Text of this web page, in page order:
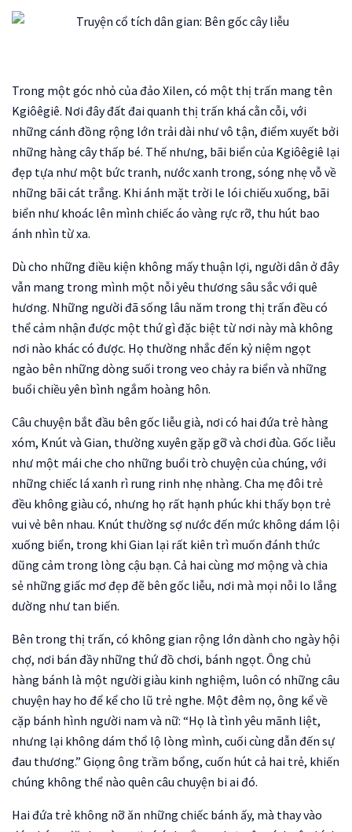
Trong một góc nhỏ của đảo Xilen, có một thị trấn mang tên
Kgiôêgiê. Nơi đây đất đai quanh thị trấn khá cằn cỗi, với
những cánh đồng rộng lớn trải dài như vô tận, điểm xuyết bởi
những hàng cây thấp bé. Thế nhưng, bãi biển của Kgiôêgiê lại
đẹp tựa như một bức tranh, nước xanh trong, sóng nhẹ vỗ về
những bãi cát trắng. Khi ánh mặt trời le lói chiếu xuống, bãi
biển như khoác lên mình chiếc áo vàng rực rỡ, thu hút bao
ánh nhìn từ xa.
Dù cho những điều kiện không mấy thuận lợi, người dân ở đây
vẫn mang trong mình một nỗi yêu thương sâu sắc với quê
hương. Những người đã sống lâu năm trong thị trấn đều có
thể cảm nhận được một thứ gì đặc biệt từ nơi này mà không
nơi nào khác có được. Họ thường nhắc đến kỷ niệm ngọt
ngào bên những dòng suối trong veo chảy ra biển và những
buổi chiều yên bình ngắm hoàng hôn.
Câu chuyện bắt đầu bên gốc liễu già, nơi có hai đứa trẻ hàng
xóm, Knút và Gian, thường xuyên gặp gỡ và chơi đùa. Gốc liễu
như một mái che cho những buổi trò chuyện của chúng, với
những chiếc lá xanh rì rung rinh nhẹ nhàng. Cha mẹ đôi trẻ
đều không giàu có, nhưng họ rất hạnh phúc khi thấy bọn trẻ
vui vẻ bên nhau. Knút thường sợ nước đến mức không dám lội
xuống biển, trong khi Gian lại rất kiên trì muốn đánh thức
dũng cảm trong lòng cậu bạn. Cả hai cùng mơ mộng và chia
sẻ những giấc mơ đẹp đẽ bên gốc liễu, nơi mà mọi nỗi lo lắng
dường như tan biến.
Bên trong thị trấn, có không gian rộng lớn dành cho ngày hội
chợ, nơi bán đầy những thứ đồ chơi, bánh ngọt. Ông chủ
hàng bánh là một người giàu kinh nghiệm, luôn có những câu
chuyện hay ho để kể cho lũ trẻ nghe. Một đêm nọ, ông kể về
cặp bánh hình người nam và nữ: “Họ là tình yêu mãnh liệt,
nhưng lại không dám thổ lộ lòng mình, cuối cùng dẫn đến sự
đau thương.” Giọng ông trầm bổng, cuốn hút cả hai trẻ, khiến
chúng không thể nào quên câu chuyện bi ai đó.
Hai đứa trẻ không nỡ ăn những chiếc bánh ấy, mà thay vào